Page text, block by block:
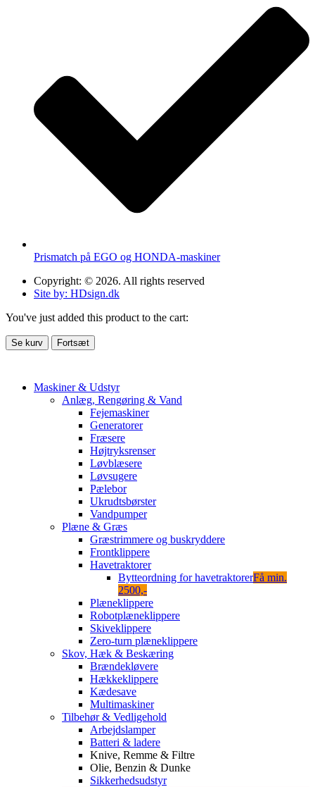
Prismatch på EGO og HONDA-maskiner
Copyright: © 2026. All rights reserved
Site by: HDsign.dk
You've just added this product to the cart:
Se kurv Fortsæt
Maskiner & Udstyr
Anlæg, Rengøring & Vand
Fejemaskiner
Generatorer
Fræsere
Højtryksrenser
Løvblæsere
Løvsugere
Pælebor
Ukrudtsbørster
Vandpumper
Plæne & Græs
Græstrimmere og buskryddere
Frontklippere
Havetraktorer
Bytteordning for havetraktorerFå min.
2500,-
Plæneklippere
Robotplæneklippere
Skiveklippere
Zero-turn plæneklippere
Skov, Hæk & Beskæring
Brændekløvere
Hækkeklippere
Kædesave
Multimaskiner
Tilbehør & Vedligehold
Arbejdslamper
Batteri & ladere
Knive, Remme & Filtre
Olie, Benzin & Dunke
Sikkerhedsudstyr